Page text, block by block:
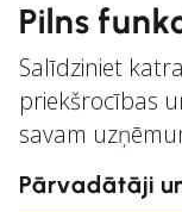
Pilns
Salīdziniet
priekšrocības
savam
Pārvadātāji